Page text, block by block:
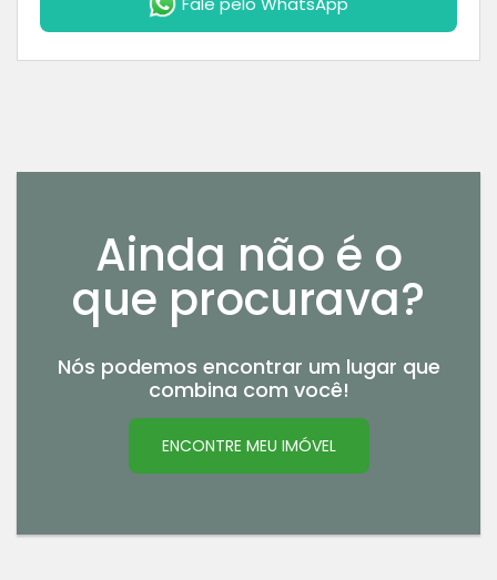
Ainda não é o
que procurava?
Nós podemos encontrar um lugar que
combina com você!
ENCONTRE MEU IMÓVEL